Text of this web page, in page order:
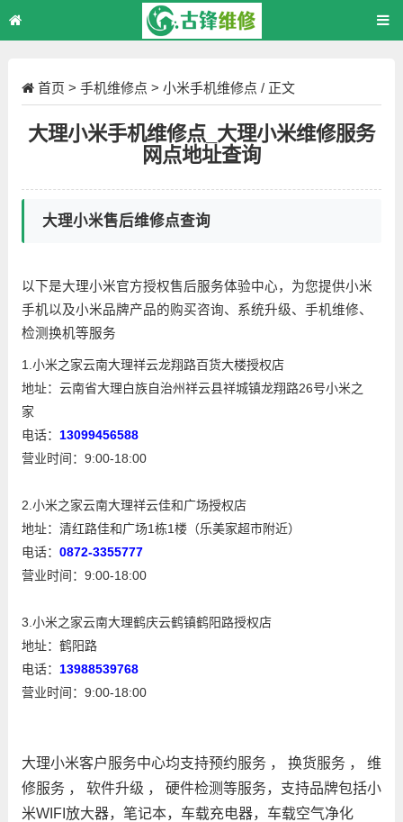
首页 > 手机维修点 > 小米手机维修点 / 正文
大理小米手机维修点_大理小米维修服务
网点地址查询
大理小米售后维修点查询
以下是大理小米官方授权售后服务体验中心，为您提供小米
手机以及小米品牌产品的购买咨询、系统升级、手机维修、
检测换机等服务
1.小米之家云南大理祥云龙翔路百货大楼授权店
地址：云南省大理白族自治州祥云县祥城镇龙翔路26号小米之
家
电话： 13099456588
营业时间：9:00-18:00
2.小米之家云南大理祥云佳和广场授权店
地址：清红路佳和广场1栋1楼（乐美家超市附近）
电话： 0872-3355777
营业时间：9:00-18:00
3.小米之家云南大理鹤庆云鹤镇鹤阳路授权店
地址：鹤阳路
电话： 13988539768
营业时间：9:00-18:00
大理小米客户服务中心均支持预约服务 ， 换货服务 ， 维
修服务 ， 软件升级 ， 硬件检测等服务，支持品牌包括小
米WIFI放大器，笔记本，车载充电器，车载空气净化